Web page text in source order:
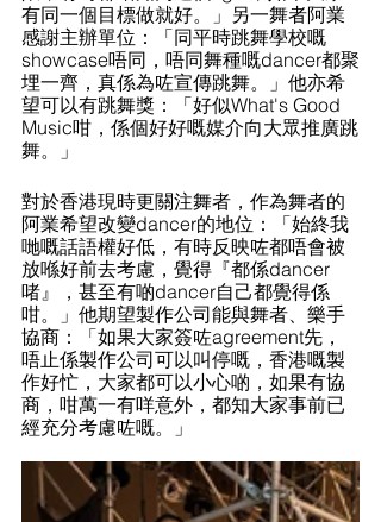
有同一個目標做就好。」另一舞者阿業
感謝主辦單位：「同平時跳舞學校嘅
showcase唔同，唔同舞種嘅dancer都聚
埋一齊，真係為咗宣傳跳舞。」他亦希
望可以有跳舞獎：「好似What's Good
Music咁，係個好好嘅媒介向大眾推廣跳
舞。」
對於香港現時更關注舞者，作為舞者的
阿業希望改變dancer的地位：「始終我
哋嘅話語權好低，有時反映咗都唔會被
放喺好前去考慮，覺得『都係dancer
啫』，甚至有啲dancer自己都覺得係
咁。」他期望製作公司能與舞者、樂手
協商：「如果大家簽咗agreement先，
唔止係製作公司可以叫停嘅，香港嘅製
作好忙，大家都可以小心啲，如果有協
商，咁萬一有咩意外，都知大家事前已
經充分考慮咗嘅。」